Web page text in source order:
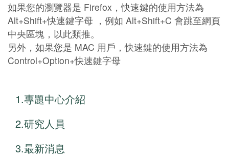
如果您的瀏覽器是 Firefox，快速鍵的使用方法為
Alt+Shift+快速鍵字母 ，例如 Alt+Shift+C 會跳至網頁
中央區塊，以此類推。
另外，如果您是 MAC 用戶，快速鍵的使用方法為
Control+Option+快速鍵字母
專題中心介紹
研究人員
最新消息